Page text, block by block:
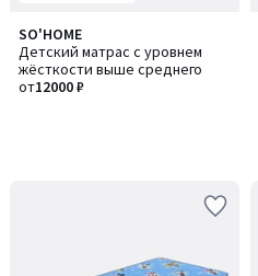
SO'HOME
Детский матрас с уровнем
жёсткости выше среднего
от12000 ₽